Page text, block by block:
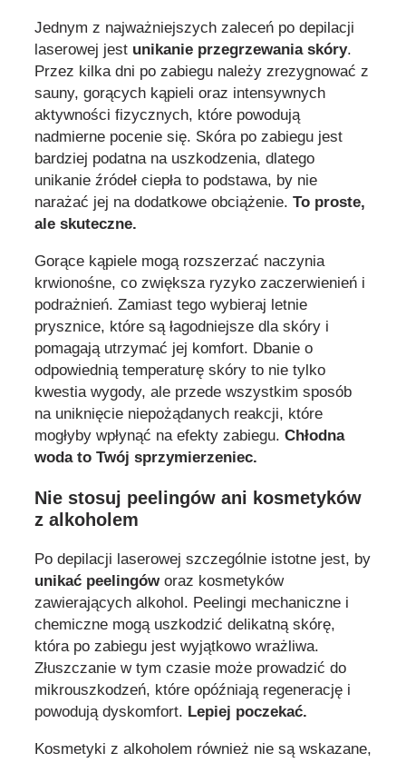
Jednym z najważniejszych zaleceń po depilacji
laserowej jest unikanie przegrzewania skóry.
Przez kilka dni po zabiegu należy zrezygnować z
sauny, gorących kąpieli oraz intensywnych
aktywności fizycznych, które powodują
nadmierne pocenie się. Skóra po zabiegu jest
bardziej podatna na uszkodzenia, dlatego
unikanie źródeł ciepła to podstawa, by nie
narażać jej na dodatkowe obciążenie. To proste,
ale skuteczne.
Gorące kąpiele mogą rozszerzać naczynia
krwionośne, co zwiększa ryzyko zaczerwienień i
podrażnień. Zamiast tego wybieraj letnie
prysznice, które są łagodniejsze dla skóry i
pomagają utrzymać jej komfort. Dbanie o
odpowiednią temperaturę skóry to nie tylko
kwestia wygody, ale przede wszystkim sposób
na uniknięcie niepożądanych reakcji, które
mogłyby wpłynąć na efekty zabiegu. Chłodna
woda to Twój sprzymierzeniec.
Nie stosuj peelingów ani kosmetyków
z alkoholem
Po depilacji laserowej szczególnie istotne jest, by
unikać peelingóworaz kosmetyków
zawierających alkohol. Peelingi mechaniczne i
chemiczne mogą uszkodzić delikatną skórę,
która po zabiegu jest wyjątkowo wrażliwa.
Złuszczanie w tym czasie może prowadzić do
mikrouszkodzeń, które opóźniają regenerację i
powodują dyskomfort. Lepiej poczekać.
Kosmetyki z alkoholem również nie są wskazane,